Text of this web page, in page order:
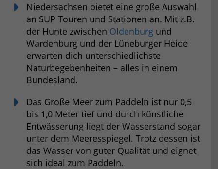
Niedersachsen bietet eine große Auswahl
an SUP Touren und Stationen an. Mit z.B.
der Hunte zwischen Oldenburg und
Wardenburg und der Lüneburger Heide
erwarten dich unterschiedlichste
Naturbegebenheiten – alles in einem
Bundesland.
Das Große Meer zum Paddeln ist nur 0,5
bis 1,0 Meter tief und durch künstliche
Entwässerung liegt der Wasserstand sogar
unter dem Meeresspiegel. Trotz dessen ist
das Wasser von guter Qualität und eignet
sich ideal zum Paddeln.